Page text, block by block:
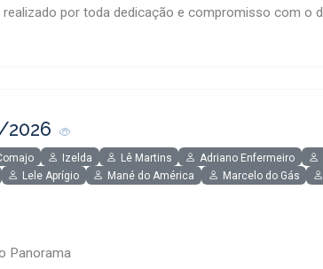
por toda dedicação e compromisso com o
2026
Izelda Lê Martins Adriano Enfermeiro
Lele Aprígio Mané do América Marcelo do Gás
Panorama